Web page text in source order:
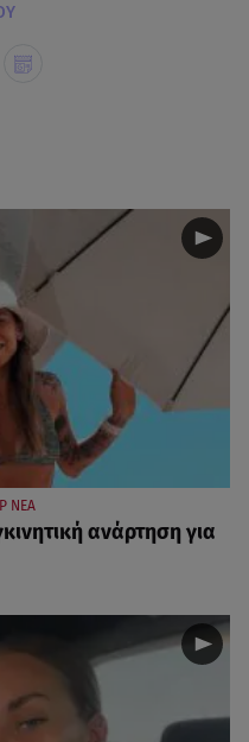
ΝΕΑ
ανάρτηση για